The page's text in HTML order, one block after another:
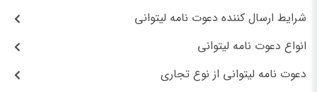
شرایط ارسال کننده دعوت نامه لیتوانی
انواع دعوت نامه لیتوانی
دعوت نامه لیتوانی از نوع تجاری